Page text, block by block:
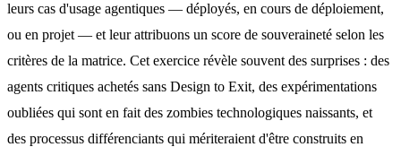
leurs cas d'usage agentiques — déployés, en cours de déploiement,
ou en projet — et leur attribuons un score de souveraineté selon les
critères de la matrice. Cet exercice révèle souvent des surprises : des
agents critiques achetés sans Design to Exit, des expérimentations
oubliées qui sont en fait des zombies technologiques naissants, et
des processus différenciants qui mériteraient d'être construits en